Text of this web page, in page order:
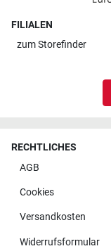
FILIALEN
zumStorefinder
RECHTLICHES
AGB
Cookies
Versandkosten
Widerrufsformular